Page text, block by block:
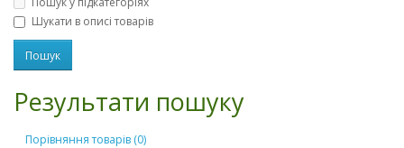
Шукати в описі товарів
Результати пошуку
Порівняння товарів (0)